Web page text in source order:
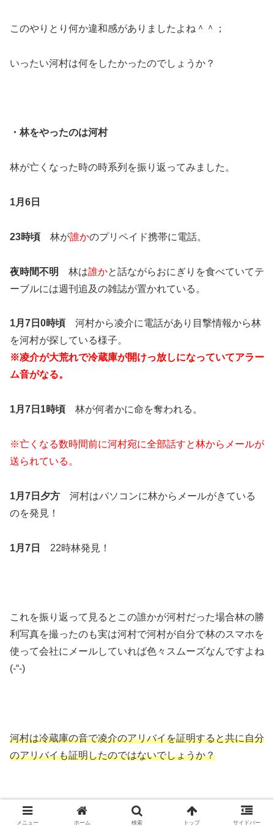
このやりとり何か違和感がありましたよね＾＾；
いったい河村は何をしたかったのでしょうか？
・林をやったのは河村
林が亡くなった時の時系列を振り返ってみました。
1月6日
23時頃 林が誰かのプリペイド携帯に電話。
夜時間不明 林は誰かと話ながらおにぎりを食べていてテ
ーブルには週刊追及の雑誌が置かれている。
1月7日0時頃 河村から凌介に電話があり目撃情報から林
を河村が探している様子。
※凌介が大荒れで冷蔵庫が開けっ放しになっていてアラー
ム音がなる。
1月7日1時頃 林が何者かに命を奪われる。
※亡くなる数時間前に河村宛に全部話すと林からメールが
送られている。
1月7日夕方 河村はパソコンに林からメールがきている
のを発見！
1月7日 22時林発見！
これを振り返って見るとこの誰かが河村だった場合林の勝
利写真を撮ったのも実は河村で河村が自分で林のスマホを
使って会社にメールしていれば色々スムーズなんですよね
(-“-)
河村は冷蔵庫の音で凌介のアリバイを証明すると共に自分
のアリバイも証明したのではないでしょうか？
日野が真犯人で黒幕説
メニュー ホーム 検索 トップ サイドバー